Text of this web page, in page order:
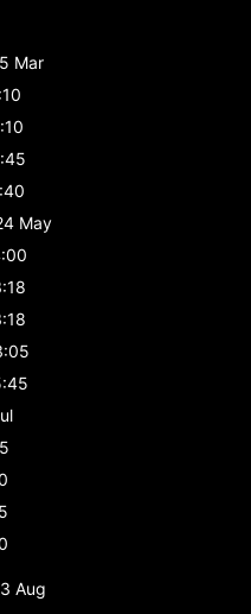
Mar
May
Aug